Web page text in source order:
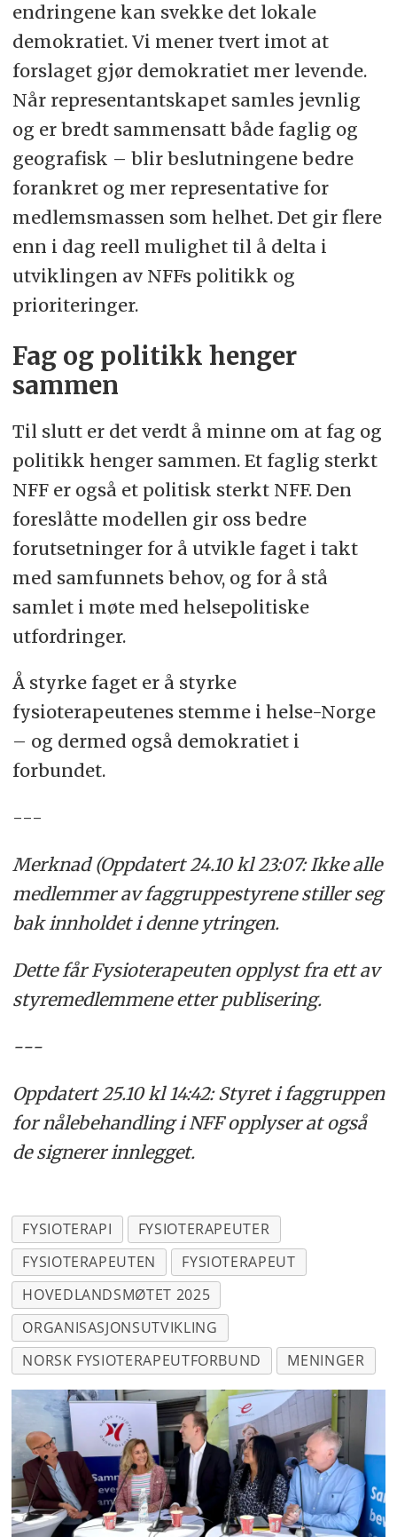
endringene kan svekke det lokale
demokratiet. Vi mener tvert imot at
forslaget gjør demokratiet mer levende.
Når representantskapet samles jevnlig
og er bredt sammensatt både faglig og
geografisk – blir beslutningene bedre
forankret og mer representative for
medlemsmassen som helhet. Det gir flere
enn i dag reell mulighet til å delta i
utviklingen av NFFs politikk og
prioriteringer.
Fag og politikk henger
sammen
Til slutt er det verdt å minne om at fag og
politikk henger sammen. Et faglig sterkt
NFF er også et politisk sterkt NFF. Den
foreslåtte modellen gir oss bedre
forutsetninger for å utvikle faget i takt
med samfunnets behov, og for å stå
samlet i møte med helsepolitiske
utfordringer.
Å styrke faget er å styrke
fysioterapeutenes stemme i helse-Norge
– og dermed også demokratiet i
forbundet.
---
Merknad (Oppdatert 24.10 kl 23:07: Ikke alle
medlemmer av faggruppestyrene stiller seg
bak innholdet i denne ytringen.
Dette får Fysioterapeuten opplyst fra ett av
styremedlemmene etter publisering.
---
Oppdatert 25.10 kl 14:42: Styret i faggruppen
for nålebehandling i NFF opplyser at også
de signerer innlegget.
FYSIOTERAPI
FYSIOTERAPEUTER
FYSIOTERAPEUTEN
FYSIOTERAPEUT
HOVEDLANDSMØTET 2025
ORGANISASJONSUTVIKLING
NORSK FYSIOTERAPEUTFORBUND
MENINGER